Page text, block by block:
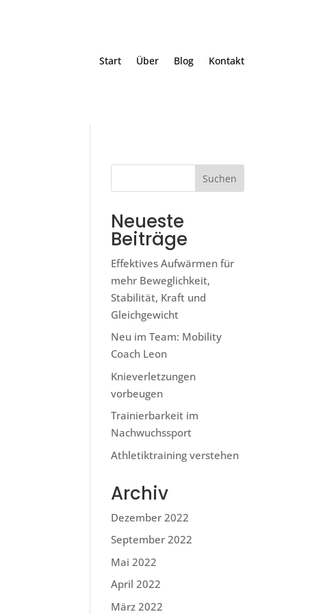
Start Über Blog Kontakt
Suchen
Neueste
Beiträge
Effektives Aufwärmen für
mehr Beweglichkeit,
Stabilität, Kraft und
Gleichgewicht
Neu im Team: Mobility
Coach Leon
Knieverletzungen
vorbeugen
Trainierbarkeit im
Nachwuchssport
Athletiktraining verstehen
Archiv
Dezember 2022
September 2022
Mai 2022
April 2022
März 2022